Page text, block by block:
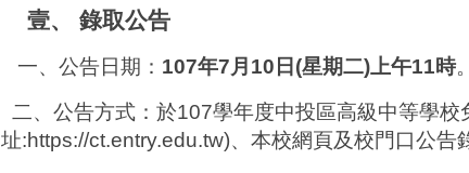
壹、 錄取公告
一、 公告日期： 107年7月 10 日 (星期二)上午11時。
二、 公告方式：於107學年度中投區高級中等學校
址:https://ct.entry.edu.tw)、本校網頁及校門口公告